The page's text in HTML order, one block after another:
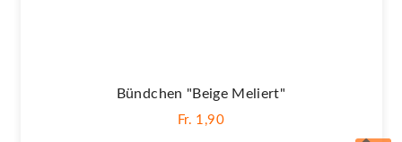
Bündchen "Beige Meliert"
Fr. 1,90